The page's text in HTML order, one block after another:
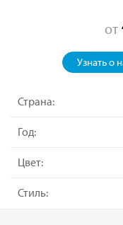
от
Узнать о
Страна:
Год:
Цвет:
Стиль: